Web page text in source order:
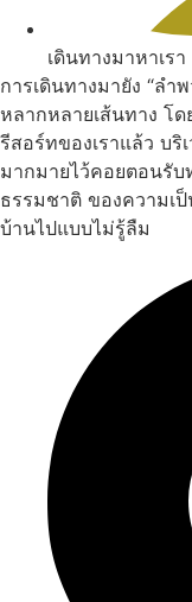
เดินทางมาหาเรา
การเดินทางมายัง “ลำ
หลากหลายเส้นทาง โ
รีสอร์ทของเราแล้ว บริ
มากมายไว้คอยตอนรั
ธรรมชาติ ของความเ
บ้านไปแบบไม่รู้ลืม